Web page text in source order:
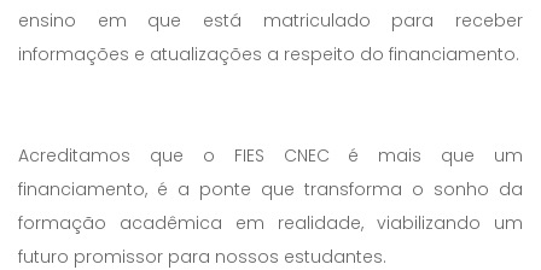
ensino em que está matriculado para receber
informações e atualizações a respeito do financiamento.
Acreditamos que o FIES CNEC é mais que um
financiamento, é a ponte que transforma o sonho da
formação acadêmica em realidade, viabilizando um
futuro promissor para nossos estudantes.